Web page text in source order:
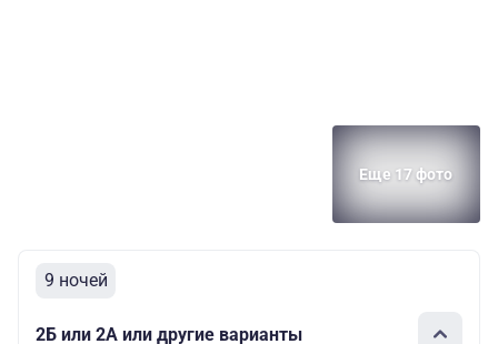
Еще 17 фото
9 ночей
2Б или 2А или другие варианты